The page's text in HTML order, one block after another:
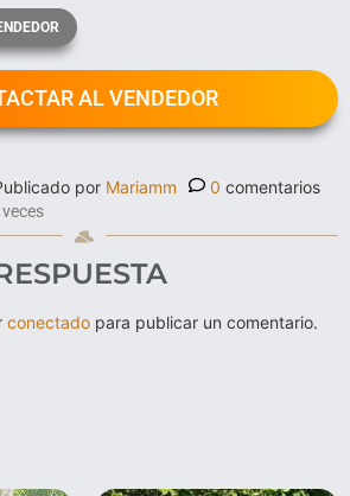
AL VENDEDOR
por Mariamm 0 comentarios
conectado para publicar un comentario.